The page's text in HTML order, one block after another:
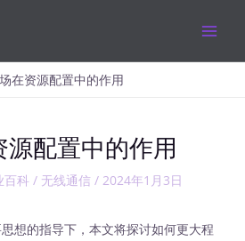
在资源配置中的作用
配置中的作用
百科 / 无线通信 /2024年1月3日
的指导下，本文将探讨如何更大程